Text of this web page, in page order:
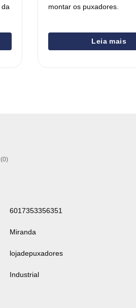
da
montar os puxadores.
Leia mais
6017353356351
Miranda
lojadepuxadores
Industrial